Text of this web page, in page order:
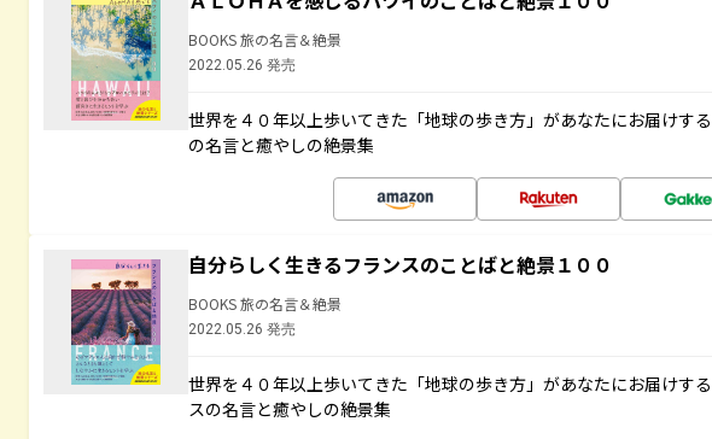
BOOKS 旅の名言＆絶景
2022.05.26 発売
世界を４０年以上歩いてきた「地球の歩き方」があなたにお届けす
の名言と癒やしの絶景集
自分らしく生きるフランスのことばと絶景１００
BOOKS 旅の名言＆絶景
2022.05.26 発売
世界を４０年以上歩いてきた「地球の歩き方」があなたにお届けす
スの名言と癒やしの絶景集